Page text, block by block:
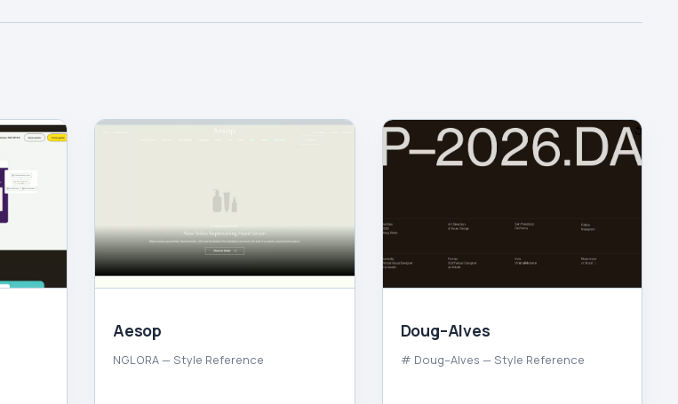
Aesop
NGLORA — Style Reference
Doug–Alves
# Doug–Alves — Style Reference